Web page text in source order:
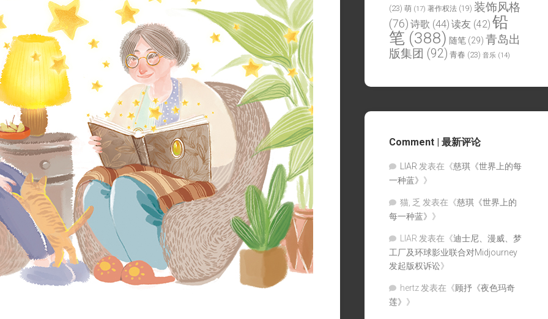
(23) 萌 (17) 著作权法 (19) 装饰风格
(76) 诗歌 (44) 读友 (42) 铅
笔 (388) 随笔 (29) 青岛出
版集团 (92) 青春 (23) 音乐 (14)
Comment | 最新评论
LIAR 发表在《慈琪《世界上的每
一种蓝》 》
猫, 乏 发表在《慈琪《世界上的
每一种蓝》 》
LIAR 发表在《迪士尼、漫威、梦
工厂及环球影业联合对Midjourney
发起版权诉讼》
hertz 发表在《顾抒《夜色玛奇
莲》 》